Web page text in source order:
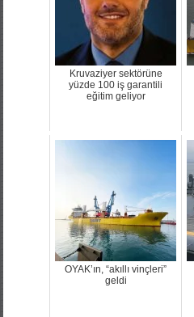
Kruvaziyer sektörüne
yüzde 100 iş garantili
eğitim geliyor
OYAK’ın, “akıllı vinçleri”
geldi